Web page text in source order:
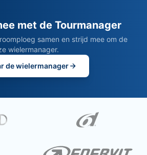
met de Tourmanager
samen en strijd mee om de
wielermanager.
de wielermanager